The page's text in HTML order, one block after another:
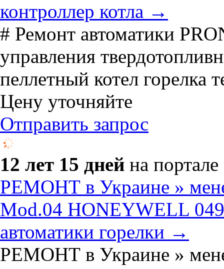
контроллер котла →
# Ремонт автоматики
управления
пеллетный котел горелка
Цену уточняйте
Отправить запрос
12 лет 15 дней на портале
РЕМОНТ в Украине »
Mod.04 HONEYWELL
автоматики горелки →
РЕМОНТ в Украине »